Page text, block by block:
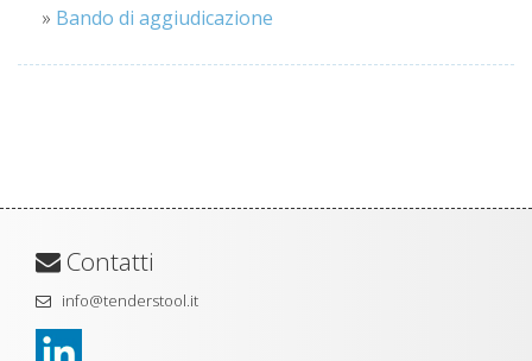
» Bando di aggiudicazione
Contatti
info@tenderstool.it